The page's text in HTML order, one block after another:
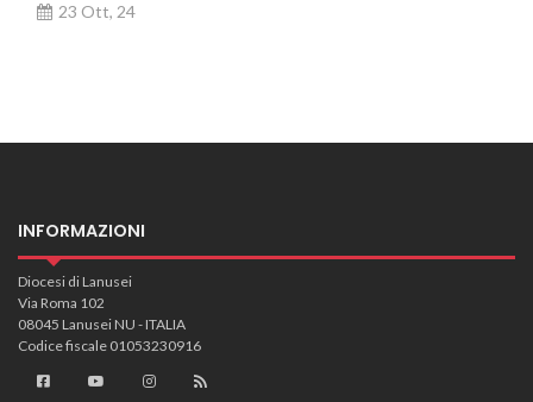
23 Ott, 24
INFORMAZIONI
Diocesi di Lanusei
Via Roma 102
08045 Lanusei NU - ITALIA
Codice fiscale 01053230916